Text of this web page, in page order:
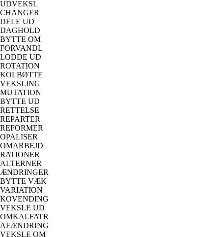
UDVEKSL
CHANGER
DELE UD
DAGHOLD
BYTTE OM
FORVANDL
LODDE UD
ROTATION
KOLBØTTE
VEKSLING
MUTATION
BYTTE UD
RETTELSE
REPARTER
REFORMER
OPALISER
OMARBEJD
RATIONER
ALTERNER
ÆNDRINGER
BYTTE VÆK
VARIATION
KOVENDING
VEKSLE UD
OMKALFATR
AFÆNDRING
VEKSLE OM